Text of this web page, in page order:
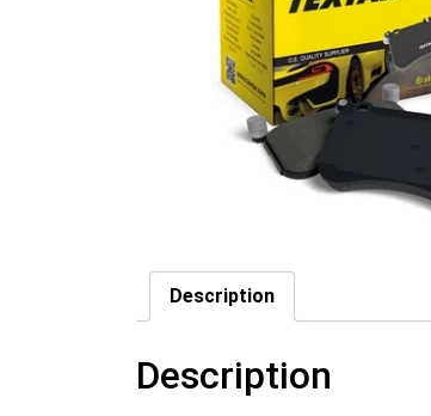
Description
Description